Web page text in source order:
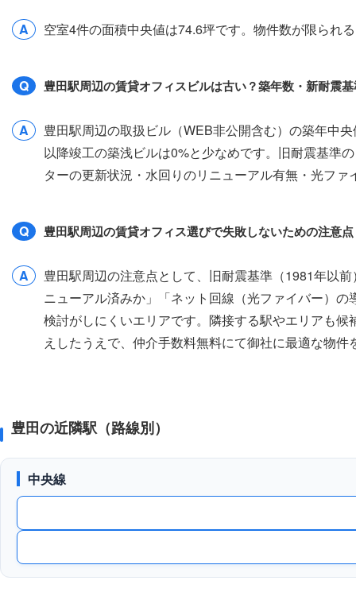
A 空室4件の面積中央値は74.6坪です。物件数が限られ
Q 豊田駅周辺の賃貸オフィスビルは古い？築年数・新耐震
A
豊田駅周辺の取扱ビル（WEB非公開含む）の築年中
以降竣工の築浅ビルは0%と少なめです。旧耐震基準
ターの更新状況・水回りのリニューアル有無・光フ
Q 豊田駅周辺の賃貸オフィス選びで失敗しないための注意
A
豊田駅周辺の注意点として、旧耐震基準（1981年以
ニューアル済みか」「ネット回線（光ファイバー）
検討がしにくいエリアです。隣接する駅やエリアも
えしたうえで、仲介手数料無料にて御社に最適な物件
豊田の近隣駅（路線別）
中央線